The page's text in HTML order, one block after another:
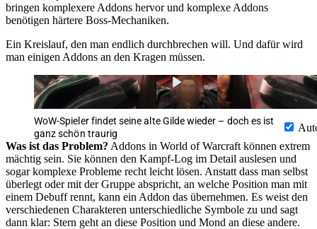
bringen komplexere Addons hervor und komplexe Addons
benötigen härtere Boss-Mechaniken.
Ein Kreislauf, den man endlich durchbrechen will. Und dafür wird
man einigen Addons an den Kragen müssen.
WoW-Spieler findet seine alte Gilde wieder – doch es ist
ganz schön traurig
Was ist das Problem? Addons in World of Warcraft können extrem
mächtig sein. Sie können den Kampf-Log im Detail auslesen und
sogar komplexe Probleme recht leicht lösen. Anstatt dass man selbst
überlegt oder mit der Gruppe abspricht, an welche Position man mit
einem Debuff rennt, kann ein Addon das übernehmen. Es weist den
verschiedenen Charakteren unterschiedliche Symbole zu und sagt
dann klar: Stern geht an diese Position und Mond an diese andere.